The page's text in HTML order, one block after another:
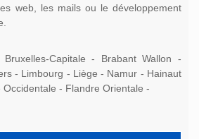
web, les mails ou le développement
Capitale - Brabant Wallon -
- Limbourg - Liège - Namur - Hainaut
- Flandre Orientale -